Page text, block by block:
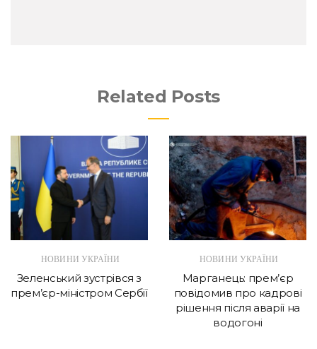
Related Posts
НОВИНИ УКРАЇНИ
Зеленський зустрівся з
прем’єр-міністром Сербії
НОВИНИ УКРАЇНИ
Марганець: прем’єр
повідомив про кадрові
рішення після аварії на
водогоні